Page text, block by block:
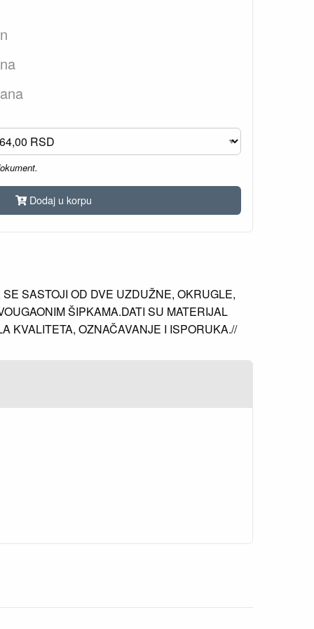
Dodaj u korpu
SASTOJI OD DVE UZDUŽNE, OKRUGLE,
ŠIPKAMA.DATI SU MATERIJAL
KVALITETA, OZNAČAVANJE I ISPORUKA.//